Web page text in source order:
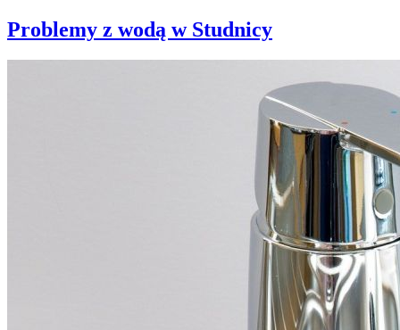
Problemy z wodą w Studnicy